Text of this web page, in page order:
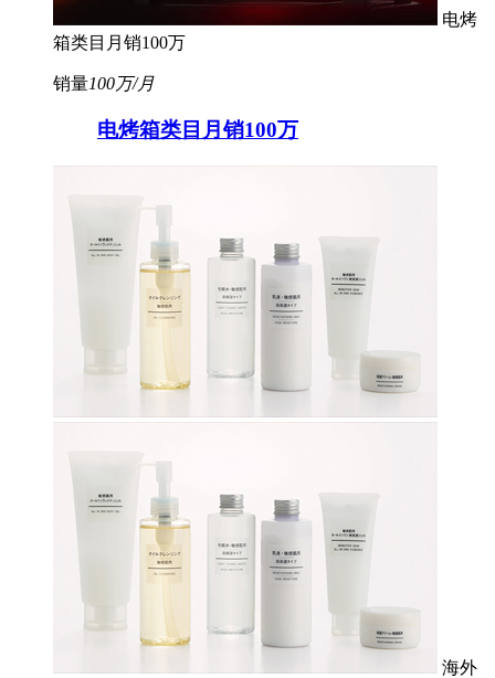
电烤
箱类目月销100万
销量100万/月
电烤箱类目月销100万
海外